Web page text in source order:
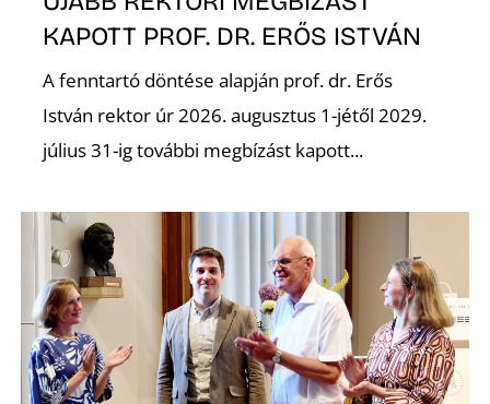
KAPOTT PROF. DR. ERŐS ISTVÁN
A fenntartó döntése alapján prof. dr. Erős
István rektor úr 2026. augusztus 1-jétől 2029.
július 31-ig további megbízást kapott...